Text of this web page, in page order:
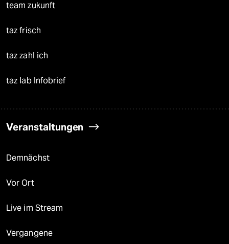
team zukunft
taz frisch
taz zahl ich
taz lab Infobrief
Veranstaltungen
Demnächst
Vor Ort
Live im Stream
Vergangene